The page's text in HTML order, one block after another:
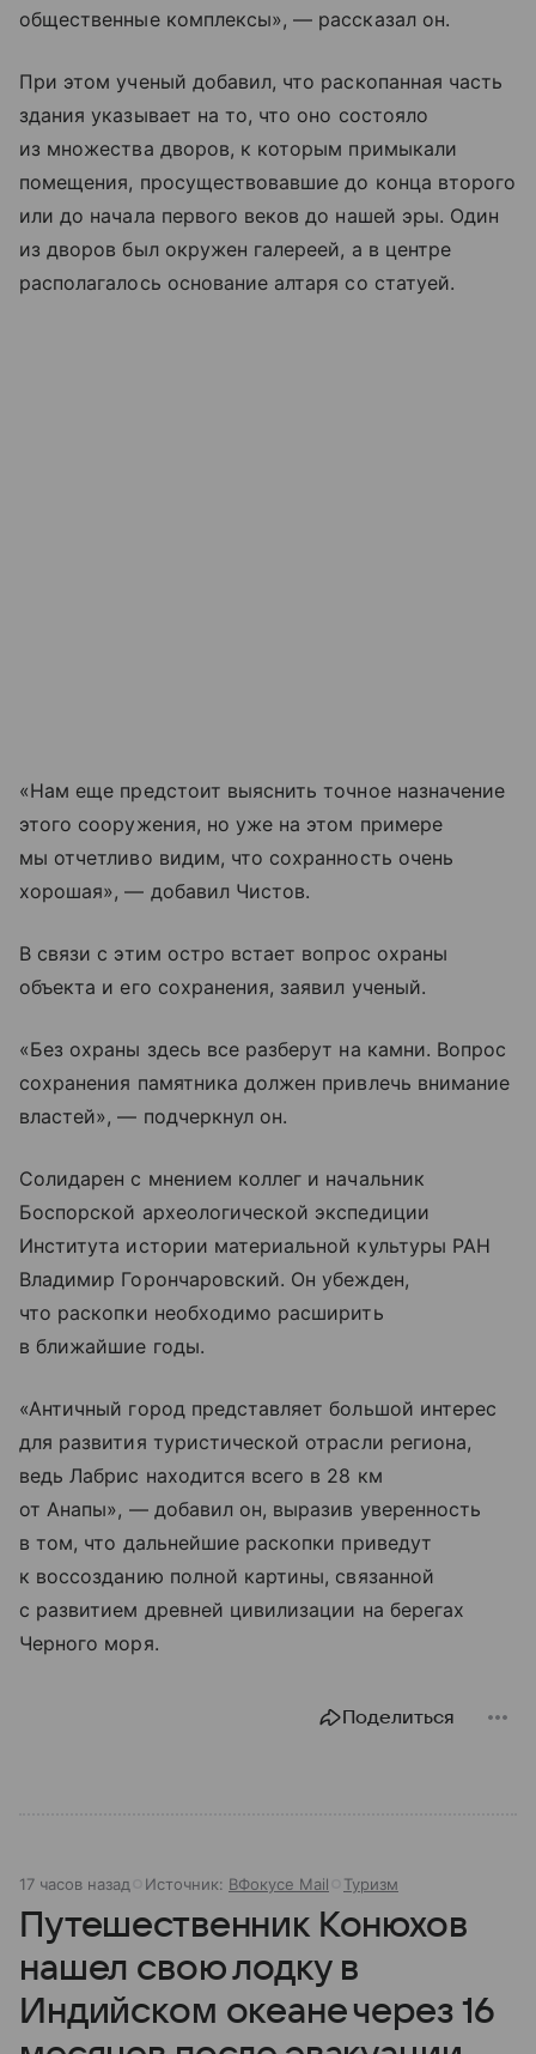
общественные комплексы», — рассказал он.
При этом ученый добавил, что раскопанная часть
здания указывает на то, что оно состояло
из множества дворов, к которым примыкали
помещения, просуществовавшие до конца второго
или до начала первого веков до нашей эры. Один
из дворов был окружен галереей, а в центре
располагалось основание алтаря со статуей.
«Нам еще предстоит выяснить точное назначение
этого сооружения, но уже на этом примере
мы отчетливо видим, что сохранность очень
хорошая», — добавил Чистов.
В связи с этим остро встает вопрос охраны
объекта и его сохранения, заявил ученый.
«Без охраны здесь все разберут на камни. Вопрос
сохранения памятника должен привлечь внимание
властей», — подчеркнул он.
Солидарен с мнением коллег и начальник
Боспорской археологической экспедиции
Института истории материальной культуры РАН
Владимир Горончаровский. Он убежден,
что раскопки необходимо расширить
в ближайшие годы.
«Античный город представляет большой интерес
для развития туристической отрасли региона,
ведь Лабрис находится всего в 28 км
от Анапы», — добавил он, выразив уверенность
в том, что дальнейшие раскопки приведут
к воссозданию полной картины, связанной
с развитием древней цивилизации на берегах
Черного моря.
Поделиться
17 часов назад Источник: ВФокусе Mail Туризм
Путешественник Конюхов
нашел свою лодку в
Индийском океане через 16